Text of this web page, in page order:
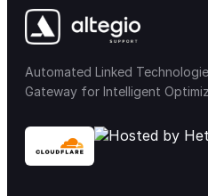
Automated Linked
Gateway for Intelligent